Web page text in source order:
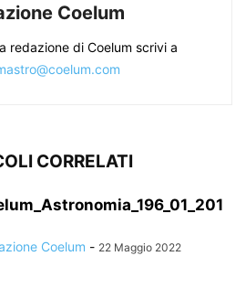
Coelum
redazione di Coelum scrivi a
CORRELATI
Coelum - 22 Maggio 2022